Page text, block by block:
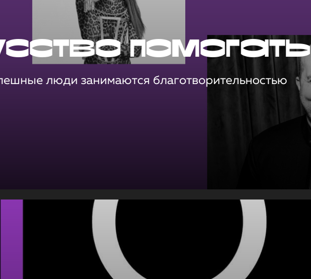
помогать
люди занимаются благотворительностью